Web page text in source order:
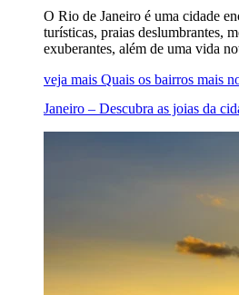
O Rio de Janeiro é uma cidade
turísticas, praias deslumbrantes,
exuberantes, além de uma vida
veja mais Quais os bairros mais
Janeiro – Descubra as joias da